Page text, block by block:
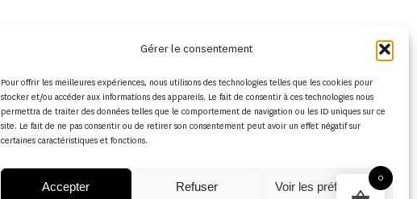
Gérer le consentement
Pour offrir les meilleures expériences, nous utilisons des technologies telles que les cookies pour
stocker et/ou accéder aux informations des appareils. Le fait de consentir à ces technologies nous
permettra de traiter des données telles que le comportement de navigation ou les ID uniques sur ce
site. Le fait de ne pas consentir ou de retirer son consentement peut avoir un effet négatif sur
certaines caractéristiques et fonctions.
Accepter Refuser Voir les préférences
0